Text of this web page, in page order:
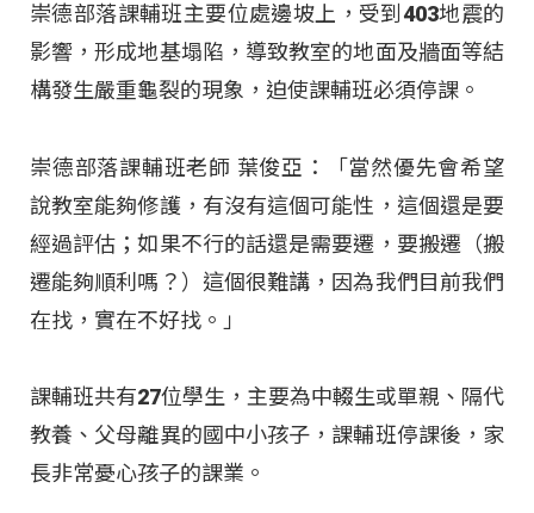
崇德部落課輔班主要位處邊坡上，受到403地震的
影響，形成地基塌陷，導致教室的地面及牆面等結
構發生嚴重龜裂的現象，迫使課輔班必須停課。
崇德部落課輔班老師 葉俊亞：「當然優先會希望
說教室能夠修護，有沒有這個可能性，這個還是要
經過評估；如果不行的話還是需要遷，要搬遷（搬
遷能夠順利嗎？）這個很難講，因為我們目前我們
在找，實在不好找。」
課輔班共有27位學生，主要為中輟生或單親、隔代
教養、父母離異的國中小孩子，課輔班停課後，家
長非常憂心孩子的課業。